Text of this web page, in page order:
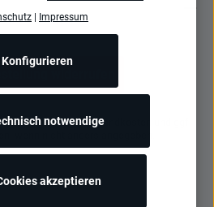
zzgl.Versandkosten
| Impressum
notwendige
Konfigurieren
akzeptieren